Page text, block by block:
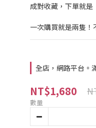
成對收藏，下單就是
一次購買就是兩隻！
全店，網路平台。
NT$1,680
數量